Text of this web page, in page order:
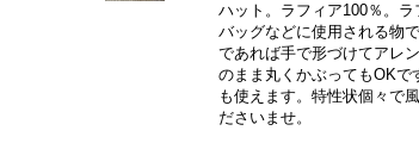
ハット。ラフィア100％。
バッグなどに使用される物
であれば手で形づけてアレ
のまま丸くかぶってもOKで
も使えます。特性状個々で
ださいませ。